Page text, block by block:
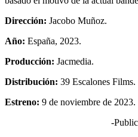
Dirección: Jacobo Muñoz.
Año: España, 2023.
Producción: Jacmedia.
Distribución: 39 Escalones Films.
Estreno: 9 de noviembre de 2023.
-